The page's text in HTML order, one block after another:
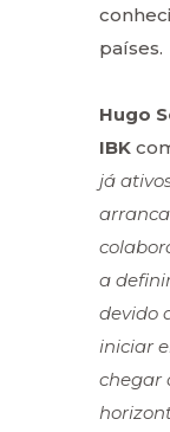
países.
Hugo
IBK
já
a
devido
iniciar
chegar